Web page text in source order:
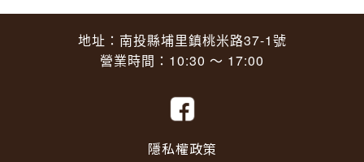
地址：南投縣埔里鎮桃米路37-1號
營業時間：10:30 ～ 17:00
隱私權政策